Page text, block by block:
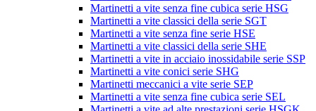
Martinetti a vite senza fine cubica serie HSG
Martinetti a vite classici della serie SGT
Martinetti a vite senza fine serie HSE
Martinetti a vite classici della serie SHE
Martinetti a vite in acciaio inossidabile serie SSP
Martinetti a vite conici serie SHG
Martinetti meccanici a vite serie SEP
Martinetti a vite senza fine cubica serie SEL